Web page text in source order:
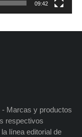
09:42
Marcas y productos
respectivos
línea editorial de